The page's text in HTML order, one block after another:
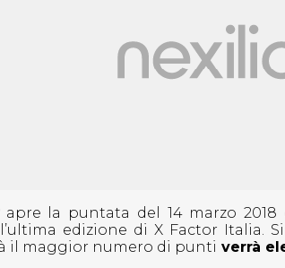
apre la puntata del 14 marzo
edizione di X Factor Italia.
il maggior numero di punti verrà